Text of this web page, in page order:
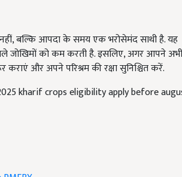
नहीं, बल्कि आपदा के समय एक भरोसेमंद साथी है. यह
जोखिमों को कम करती है. इसलिए, अगर आपने अभी
और अपने परिश्रम की रक्षा सुनिश्चित करें.
kharif crops eligibility apply before august